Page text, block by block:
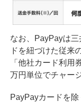
なお、PayPayは三
ドを紐づけた従来
「他社カード利用
万円単位でチャー
PayPayカードを